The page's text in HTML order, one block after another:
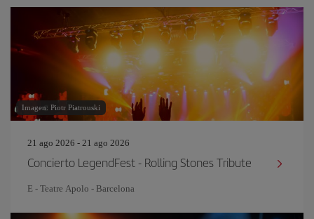
Imagen: Piotr Piatrouski
21 ago 2026 - 21 ago 2026
Concierto LegendFest - Rolling Stones Tribute
E - Teatre Apolo - Barcelona